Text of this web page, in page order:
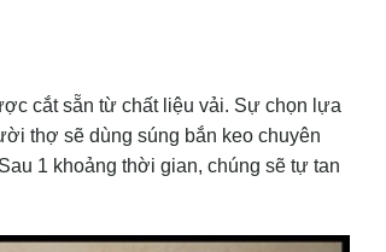
cắt sẵn từ chất liệu vải. Sự chọn lựa
thợ sẽ dùng súng bắn keo chuyên
1 khoảng thời gian, chúng sẽ tự tan